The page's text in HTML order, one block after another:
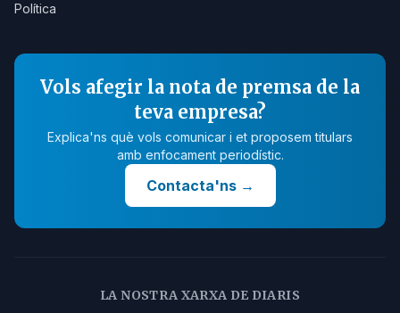
Política
Vols afegir la nota de premsa de la
teva empresa?
Explica'ns què vols comunicar i et proposem titulars
amb enfocament periodístic.
Contacta'ns→
LA NOSTRA XARXA DE DIARIS